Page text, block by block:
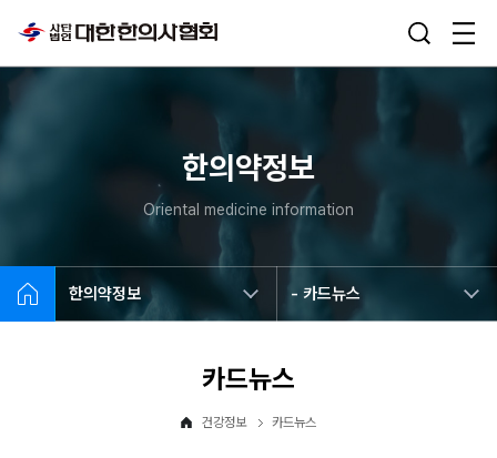
한의약정보
Oriental medicine information
한의약정보 - 카드뉴스
카드뉴스
건강정보 카드뉴스